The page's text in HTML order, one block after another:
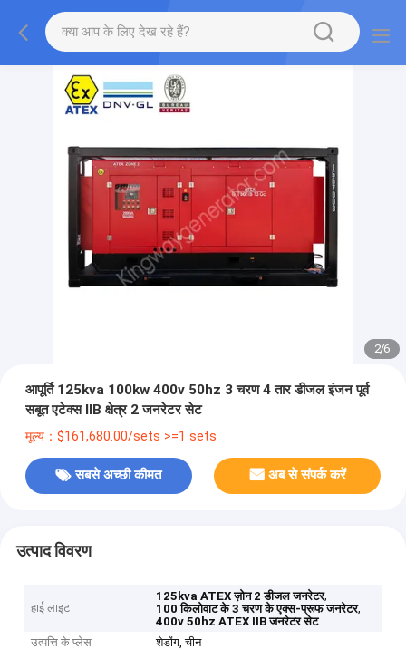
2/6
आपूर्ति 125kva 100kw 400v 50hz 3 चरण 4 तार डीजल इंजन पूर्व
सबूत एटेक्स IIB क्षेत्र 2 जनरेटर सेट
मूल्य：$161,680.00/sets >=1 sets
सबसे अच्छी कीमत अब से संपर्क करें
उत्पाद विवरण
हाई लाइट
125kva ATEX ज़ोन 2 डीजल जनरेटर,
100 किलोवाट के 3 चरण के एक्स-प्रूफ जनरेटर,
400v 50hz ATEX IIB जनरेटर सेट
उत्पत्ति के प्लेस
शेडोंग, चीन